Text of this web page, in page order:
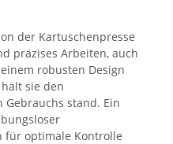
der Kartuschenpresse
präzises Arbeiten, auch
robusten Design
sie den
stand. Ein
für optimale Kontrolle